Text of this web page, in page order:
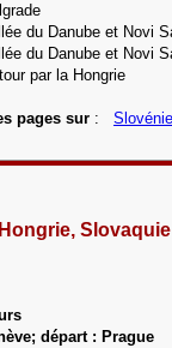
du Danube et Novi
du Danube et Novi
par la Hongrie
pages sur : Slovénie
départ : Prague